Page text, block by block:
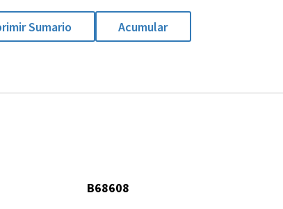
Sumario Acumular
B68608